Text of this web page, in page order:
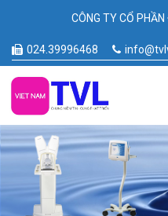
CÔNG TY CỔ
024.39996468